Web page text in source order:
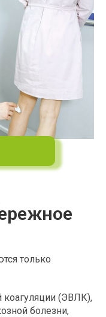
только
коагуляции (ЭВЛК),
болезни,